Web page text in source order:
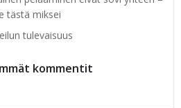
tästä miksei
tulevaisuus
kommentit